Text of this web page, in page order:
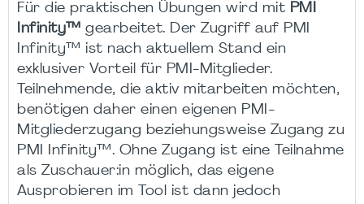
Für die praktischen Übungen wird mit PMI
Infinity™ gearbeitet. Der Zugriff auf PMI
Infinity™ ist nach aktuellem Stand ein
exklusiver Vorteil für PMI-Mitglieder.
Teilnehmende, die aktiv mitarbeiten möchten,
benötigen daher einen eigenen PMI-
Mitgliederzugang beziehungsweise Zugang zu
PMI Infinity™. Ohne Zugang ist eine Teilnahme
als Zuschauer:in möglich, das eigene
Ausprobieren im Tool ist dann jedoch